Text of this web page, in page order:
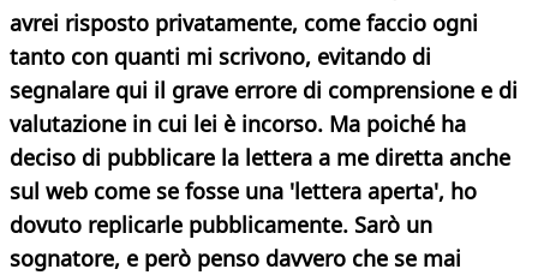
avrei risposto privatamente, come faccio ogni
tanto con quanti mi scrivono, evitando di
segnalare qui il grave errore di comprensione e di
valutazione in cui lei è incorso. Ma poiché ha
deciso di pubblicare la lettera a me diretta anche
sul web come se fosse una 'lettera aperta', ho
dovuto replicarle pubblicamente. Sarò un
sognatore, e però penso davvero che se mai